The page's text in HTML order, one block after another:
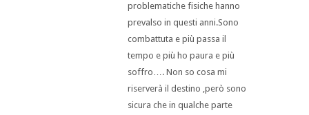
problematiche fisiche hanno
prevalso in questi anni.Sono
combattuta e più passa il
tempo e più ho paura e più
soffro…. Non so cosa mi
riserverà il destino ,però sono
sicura che in qualche parte